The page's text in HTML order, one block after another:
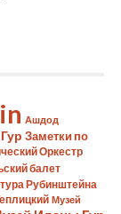
Ашдод
Заметки по
Оркестр
балет
Рубинштейна
Музей